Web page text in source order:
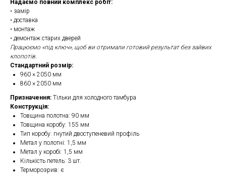
Надаємо повний комплекс робіт:
• замір
• доставка
• монтаж
• демонтаж старих дверей
Працюємо «під ключ», щоб ви отримали готовий результат без зайвих
клопотів.
Стандартний розмір:
960 × 2050 мм
860 × 2050 мм
Призначення: Тільки для холодного тамбура
Конструкція:
Товщина полотна: 90 мм
Товщина коробу: 155 мм
Тип коробу: гнутий двоступеневий профіль
Метал у полотні: 1,5 мм
Метал у коробі: 1,5 мм
Кількість петель: 3 шт.
Терморозрив: є